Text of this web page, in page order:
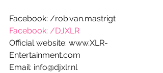
Facebook: /rob.van.mastrigt
Facebook: /DJXLR
Official website: www.XLR-
Entertainment.com
Email: info@djxlr.nl